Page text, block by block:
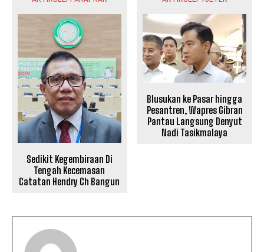
Sedikit Kegembiraan Di
Tengah Kecemasan
Catatan Hendry Ch Bangun
Blusukan ke Pasar hingga
Pesantren, Wapres Gibran
Pantau Langsung Denyut
Nadi Tasikmalaya